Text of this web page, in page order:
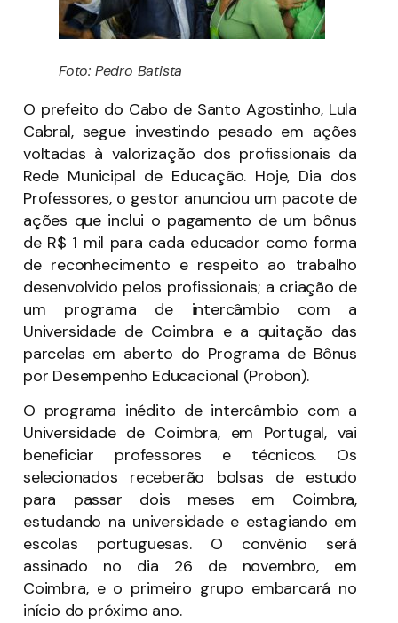
Foto: Pedro Batista
O prefeito do Cabo de Santo Agostinho, Lula
Cabral, segue investindo pesado em ações
voltadas à valorização dos profissionais da
Rede Municipal de Educação. Hoje, Dia dos
Professores, o gestor anunciou um pacote de
ações que inclui o pagamento de um bônus
de R$ 1 mil para cada educador como forma
de reconhecimento e respeito ao trabalho
desenvolvido pelos profissionais; a criação de
um programa de intercâmbio com a
Universidade de Coimbra e a quitação das
parcelas em aberto do Programa de Bônus
por Desempenho Educacional (Probon).
O programa inédito de intercâmbio com a
Universidade de Coimbra, em Portugal, vai
beneficiar professores e técnicos. Os
selecionados receberão bolsas de estudo
para passar dois meses em Coimbra,
estudando na universidade e estagiando em
escolas portuguesas. O convênio será
assinado no dia 26 de novembro, em
Coimbra, e o primeiro grupo embarcará no
início do próximo ano.